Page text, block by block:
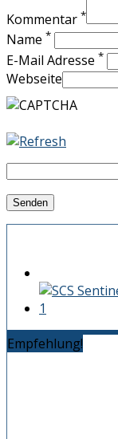
Kommentar *
Name *
E-Mail Adresse *
Webseite
Empfehlung!